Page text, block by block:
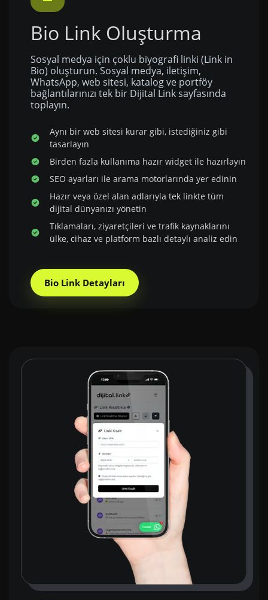
Bio Link Oluşturma
Sosyal medya için çoklu biyografi linki (Link in
Bio) oluşturun. Sosyal medya, iletişim,
WhatsApp, web sitesi, katalog ve portföy
bağlantılarınızı tek bir Dijital Link sayfasında
toplayın.
Aynı bir web sitesi kurar gibi, istediğiniz gibi
tasarlayın
Birden fazla kullanıma hazır widget ile hazırlayın
SEO ayarları ile arama motorlarında yer edinin
Hazır veya özel alan adlarıyla tek linkte tüm
dijital dünyanızı yönetin
Tıklamaları, ziyaretçileri ve trafik kaynaklarını
ülke, cihaz ve platform bazlı detaylı analiz edin
Bio Link Detayları